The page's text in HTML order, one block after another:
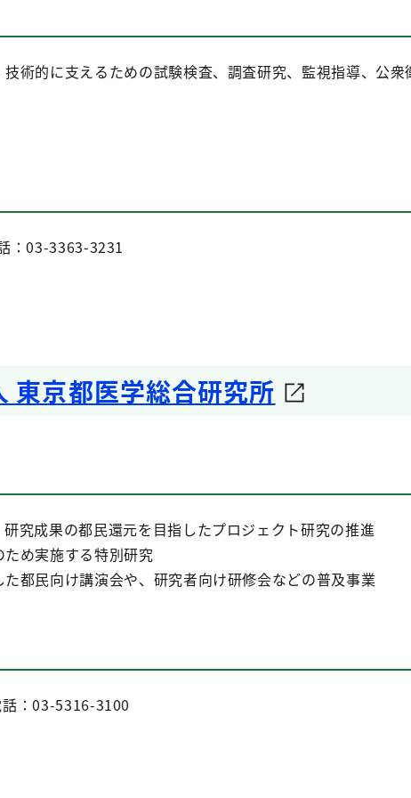
術的に支えるための試験検査、調査研究、監視指導、公衆
：03-3363-3231
東京都医学総合研究所
究成果の都民還元を目指したプロジェクト研究の推進
め実施する特別研究
都民向け講演会や、研究者向け研修会などの普及事業
：03-5316-3100